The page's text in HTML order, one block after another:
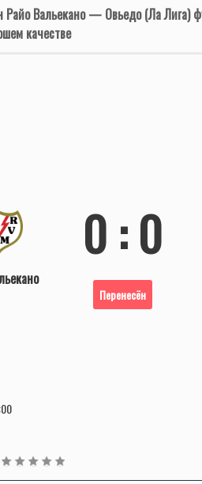
Райо Вальекано — Овьедо (Ла Лига)
качестве
0 : 0
Перенесён